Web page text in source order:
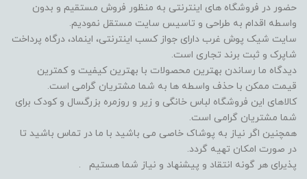
حضور در فروشگاه های اینترنتی به منظور فروش مستقیم و بدون
واسطه اقدام به طراحی و تاسیس سایت مستقل نمودیم.
سایت شیک پوش غرب دارای جواز کسب اینترنتی، اینماد، درگاه پرداخت
شاپرک و ثبت برند تجاری است.
دیدگاه ما رساندن بهترین محصولات با بهترین کیفیت و کمترین
قیمت ممکن با حذف واسطه ها به شما مشتریان گرامی است.
کالاهای این فروشگاه لباس خانگی و زیر و روزمره بزرگسال و کودک برای
شما مشتریان گرامی است.
همچنین اگر نیاز به پوشاک خاصی می باشید با ما در تماس باشید تا
در صورت امکان تهیه گردد.
پذیرای هر گونه انتقاد و پیشنهاد و نیاز شما هستیم .